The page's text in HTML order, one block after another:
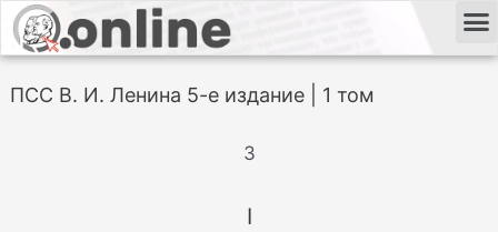
ПСС В. И. Ленина 5-е издание | 1 том
3
I